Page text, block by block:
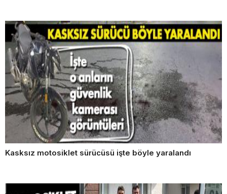
Kasksız motosiklet sürücüsü işte böyle yaralandı